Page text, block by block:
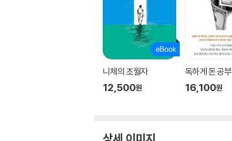
니체의 초월자
12,500원
독하게 돈 공부
16,100원